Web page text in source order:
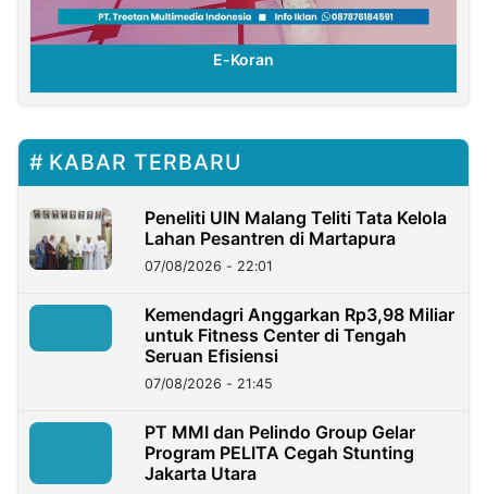
E-Koran
KABAR TERBARU
Peneliti UIN Malang Teliti Tata Kelola
Lahan Pesantren di Martapura
07/08/2026 - 22:01
Kemendagri Anggarkan Rp3,98 Miliar
untuk Fitness Center di Tengah
Seruan Efisiensi
07/08/2026 - 21:45
PT MMI dan Pelindo Group Gelar
Program PELITA Cegah Stunting
Jakarta Utara